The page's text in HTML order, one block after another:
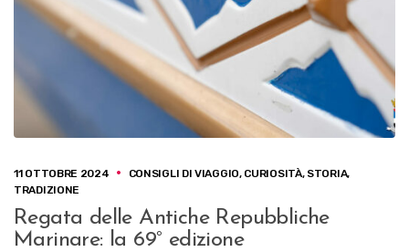
11 OTTOBRE 2024 CONSIGLI DI VIAGGIO, CURIOSITÀ, STORIA,
TRADIZIONE
Regata delle Antiche Repubbliche
Marinare: la 69° edizione